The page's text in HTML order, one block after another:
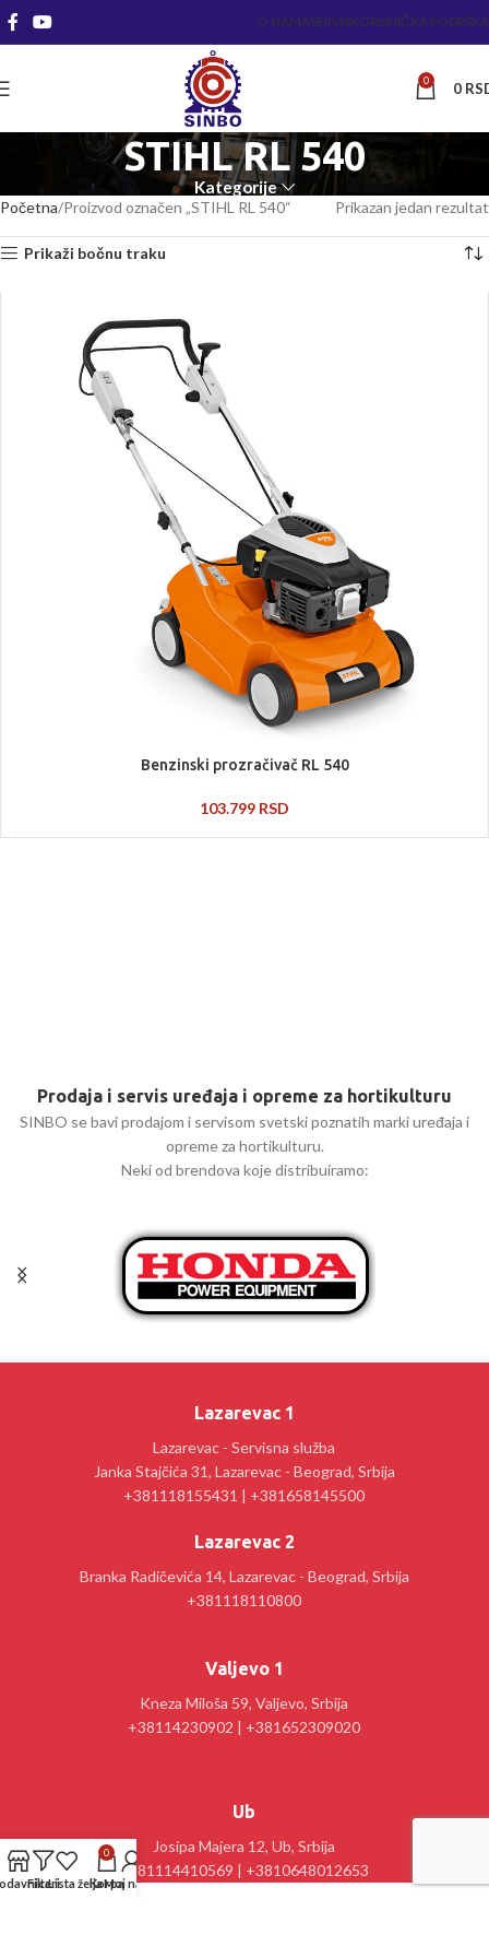
O NAMASERVISKORISNIČKA PODRŠKA
0 0
STIHL RL 540
Kategorije
Početna Proizvod označen „STIHL RL 540“ Prikazan jedan rezultat
Prikaži bočnu traku
Benzinski prozračivač RL 540
103.799 RSD
Prodaja i servis uređaja i opreme za hortikulturu
SINBO se bavi prodajom i servisom svetski poznatih marki uređaja i
opreme za hortikulturu.
Neki od brendova koje distribuiramo:
Lazarevac 1
Lazarevac - Servisna služba
Janka Stajčića 31, Lazarevac - Beograd, Srbija
+381118155431 | +381658145500
Lazarevac 2
Branka Radičevića 14, Lazarevac - Beograd, Srbija
+381118110800
Valjevo 1
Kneza Miloša 59, Valjevo, Srbija
+38114230902 | +381652309020
Ub
Josipa Majera 12, Ub, Srbija
+381114410569 | +3810648012653
FilteriLista želja
0
Korpa
Moj nalog